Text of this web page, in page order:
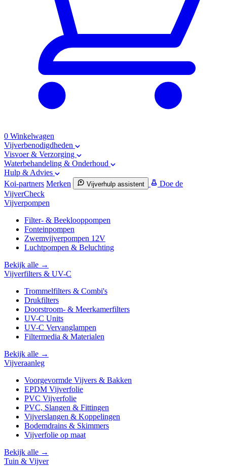
0 Winkelwagen
Vijverbenodigdheden
Visvoer & Verzorging
Waterbehandeling & Onderhoud
Hulp & Advies
Koi-partners Merken Vijverhulp assistent
Doe de
VijverCheck
Vijverpompen
Filter- & Beeklooppompen
Fonteinpompen
Zwemvijverpompen 12V
Luchtpompen & Beluchting
Bekijk alle →
Vijverfilters & UV-C
Trommelfilters & Combi's
Drukfilters
Doorstroom- & Meerkamerfilters
UV-C Units
UV-C Vervanglampen
Filtermedia & Materialen
Bekijk alle →
Vijveraanleg
Voorgevormde Vijvers & Bakken
EPDM Vijverfolie
PVC Vijverfolie
PVC, Slangen & Fittingen
Vijverslangen & Koppelingen
Bodemdrains & Skimmers
Vijverfolie op maat
Bekijk alle →
Tuin & Vijver